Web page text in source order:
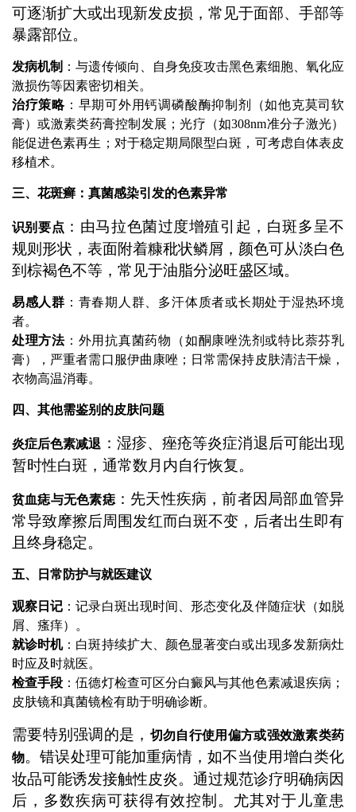
可逐渐扩大或出现新发皮损，常见于面部、手部等
暴露部位。
发病机制 ：与遗传倾向、自身免疫攻击黑色素细胞、氧化应
激损伤等因素密切相关。
治疗策略：早期可外用钙调磷酸酶抑制剂（如他克莫司软
膏）或激素类药膏控制发展；光疗（如308nm准分子激光）
能促进色素再生；对于稳定期局限型白斑，可考虑自体表皮
移植术。
三、花斑癣：真菌感染引发的色素异常
识别要点 ：由马拉色菌过度增殖引起，白斑多呈不
规则形状，表面附着糠秕状鳞屑，颜色可从淡白色
到棕褐色不等，常见于油脂分泌旺盛区域。
易感人群 ：青春期人群、多汗体质者或长期处于湿热环境
者。
处理方法：外用抗真菌药物（如酮康唑洗剂或特比萘芬乳
膏），严重者需口服伊曲康唑；日常需保持皮肤清洁干燥，
衣物高温消毒。
四、其他需鉴别的皮肤问题
炎症后色素减退 ：湿疹、痤疮等炎症消退后可能出现
暂时性白斑，通常数月内自行恢复。
贫血痣与无色素痣：先天性疾病，前者因局部血管异
常导致摩擦后周围发红而白斑不变，后者出生即有
且终身稳定。
五、日常防护与就医建议
观察日记 ：记录白斑出现时间、形态变化及伴随症状（如脱
屑、瘙痒）。
就诊时机：白斑持续扩大、颜色显著变白或出现多发新病灶
时应及时就医。
检查手段 ：伍德灯检查可区分白癜风与其他色素减退疾病；
皮肤镜和真菌镜检有助于明确诊断。
需要特别强调的是， 切勿自行使用偏方或强效激素类药
物。错误处理可能加重病情，如不当使用增白类化
妆品可能诱发接触性皮炎。通过规范诊疗明确病因
后，多数疾病可获得有效控制。尤其对于儿童患